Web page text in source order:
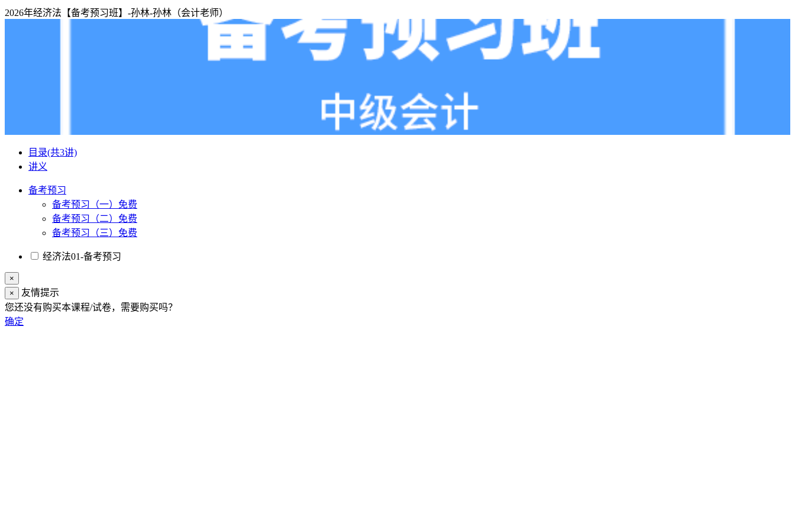
2026年经济法【备考预习班】-孙林-孙林（会计老师）
目录(共3讲)
讲义
备考预习
备考预习（一） 免费
备考预习（二） 免费
备考预习（三） 免费
经济法01-备考预习
×
×
友情提示
您还没有购买本课程/试卷，需要购买吗？
确定